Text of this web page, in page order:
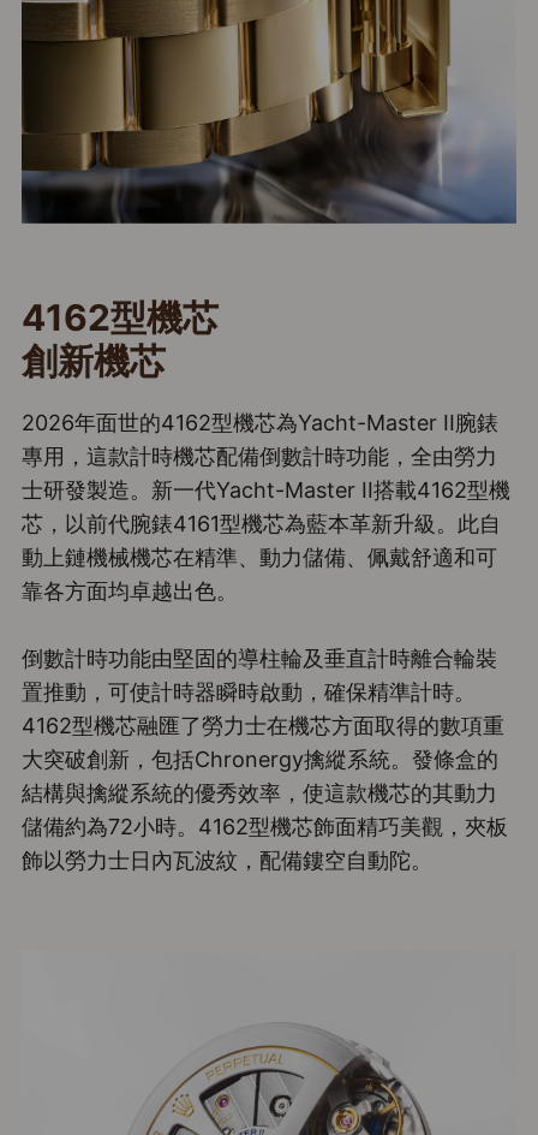
4162型機芯
創新機芯
2026年面世的4162型機芯為Yacht-Master II腕錶
專用，這款計時機芯配備倒數計時功能，全由勞力
士研發製造。新一代Yacht-Master II搭載4162型機
芯，以前代腕錶4161型機芯為藍本革新升級。此自
動上鏈機械機芯在精準、動力儲備、佩戴舒適和可
靠各方面均卓越出色。
倒數計時功能由堅固的導柱輪及垂直計時離合輪裝
置推動，可使計時器瞬時啟動，確保精準計時。
4162型機芯融匯了勞力士在機芯方面取得的數項重
大突破創新，包括Chronergy擒縱系統。發條盒的
結構與擒縱系統的優秀效率，使這款機芯的其動力
儲備約為72小時。4162型機芯飾面精巧美觀，夾板
飾以勞力士日內瓦波紋，配備鏤空自動陀。